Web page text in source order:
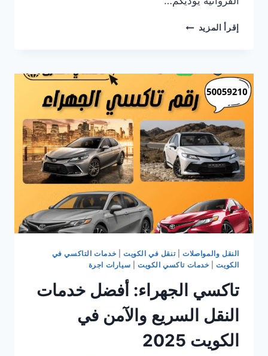
إقرأ المزيد تاكسي
الطريق
تاكسي
الطارق
النقل والمواصلات|تنقل في الكويت
خدمات التاكسي في
الكويت| خدمات تاكسي الكويت سيارات اجرة
تاكسي الجهراء: أفضل خدمات
النقل السريع والآمن في
الكويت 2025